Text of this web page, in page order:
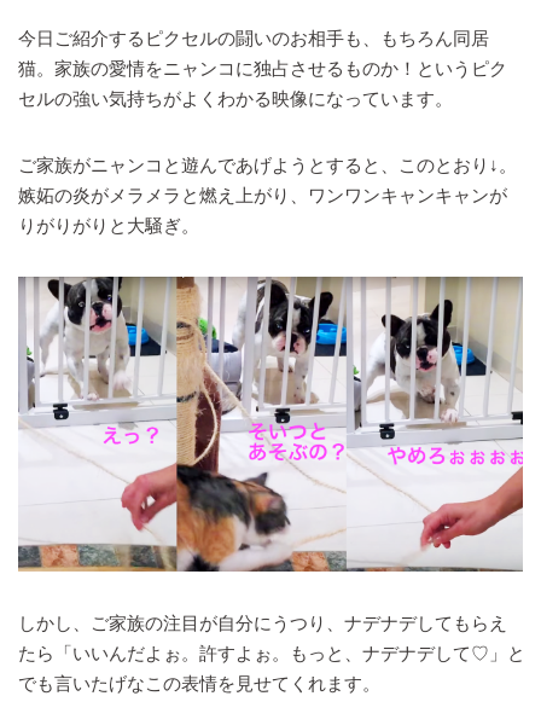
今日ご紹介するピクセルの闘いのお相手も、もちろん同居
猫。家族の愛情をニャンコに独占させるものか！というピク
セルの強い気持ちがよくわかる映像になっています。
ご家族がニャンコと遊んであげようとすると、このとおり↓。
嫉妬の炎がメラメラと燃え上がり、ワンワンキャンキャンが
りがりがりと大騒ぎ。
しかし、ご家族の注目が自分にうつり、ナデナデしてもらえ
たら「いいんだよぉ。許すよぉ。もっと、ナデナデして♡」と
でも言いたげなこの表情を見せてくれます。